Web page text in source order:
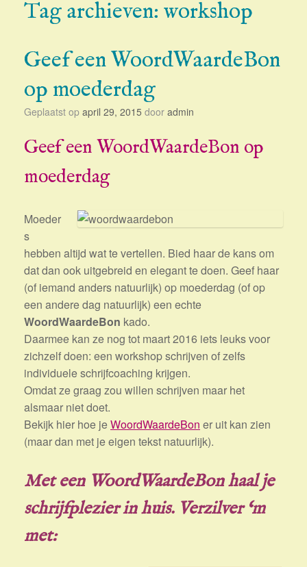
Tag archieven:workshop
Geef een WoordWaardeBon
op moederdag
Geplaatst op april 29, 2015 door admin
Geef een WoordWaardeBon op
moederdag
Moeder
s
hebben altijd wat te vertellen. Bied haar de kans om
dat dan ook uitgebreid en elegant te doen. Geef haar
(of iemand anders natuurlijk) op moederdag (of op
een andere dag natuurlijk) een echte
WoordWaardeBon kado.
Daarmee kan ze nog tot maart 2016 iets leuks voor
zichzelf doen: een workshop schrijven of zelfs
individuele schrijfcoaching krijgen.
Omdat ze graag zou willen schrijven maar het
alsmaar niet doet.
Bekijk hier hoe jeWoordWaardeBon er uit kan zien
(maar dan met je eigen tekst natuurlijk).
Met een WoordWaardeBon haal je
schrijfplezier in huis. Verzilver ‘m
met: